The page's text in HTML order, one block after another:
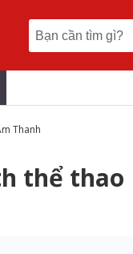
Thanh
thể thao